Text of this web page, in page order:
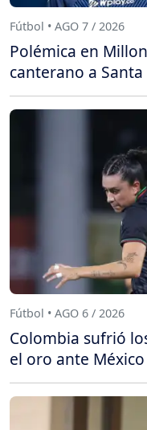
Fútbol • AGO 7 / 2026
Polémica en
canterano a Santa
Fútbol • AGO 6 / 2026
Colombia sufrió
el oro ante México